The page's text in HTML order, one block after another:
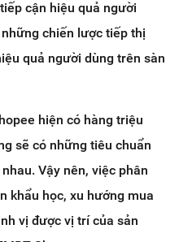
cận hiệu quả người
chiến lược tiếp thị
quả người dùng trên sàn
hiện có hàng triệu
sẽ có những tiêu chuẩn
Vậy nên, việc phân
khẩu học, xu hướng mua
vị được vị trí của sản